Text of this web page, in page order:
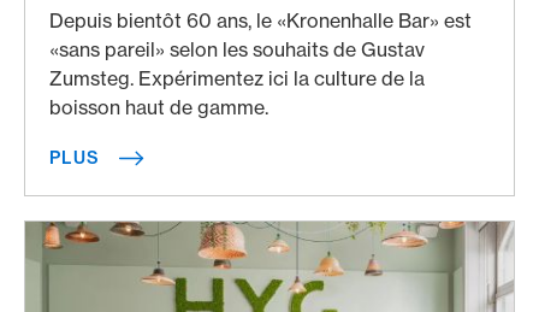
Depuis bientôt 60 ans, le «Kronenhalle Bar» est
«sans pareil» selon les souhaits de Gustav
Zumsteg. Expérimentez ici la culture de la
boisson haut de gamme.
PLUS